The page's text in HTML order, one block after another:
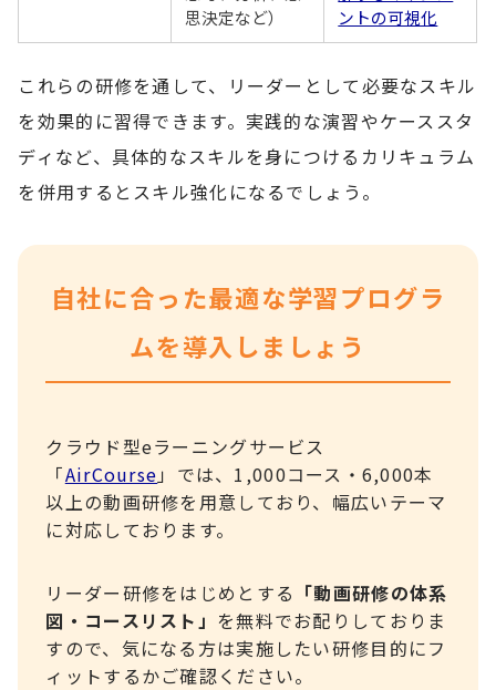
思決定など）
ントの可視化
これらの研修を通して、リーダーとして必要なスキル
を効果的に習得できます。実践的な演習やケーススタ
ディなど、具体的なスキルを身につけるカリキュラム
を併用するとスキル強化になるでしょう。
自社に合った最適な学習プログラ
ムを導入しましょう
クラウド型eラーニングサービス
「AirCourse」では、1,000コース・6,000本
以上の動画研修を用意しており、幅広いテーマ
に対応しております。
リーダー研修をはじめとする 「動画研修の体系
図・コースリスト」 を無料でお配りしておりま
すので、気になる方は実施したい研修目的にフ
ィットするかご確認ください。